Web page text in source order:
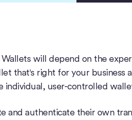
will depend on the
that's right for your business
user-controlled
and authenticate their own